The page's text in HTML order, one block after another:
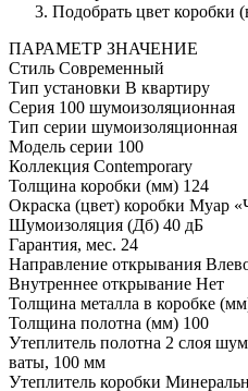
Подобрать цвет коробки
ПАРАМЕТР ЗНАЧЕНИЕ
Стиль Современный
Тип установки В квартиру
Серия 100 шумоизоляционная
Тип серии шумоизоляционная
Модель серии 100
Коллекция Contemporary
Толщина коробки (мм) 124
Окраска (цвет) коробки Муар
Шумоизоляция (Дб) 40 дБ
Гарантия, мес. 24
Направление открывания
Внутреннее открывание Нет
Толщина металла в коробке
Толщина полотна (мм) 100
Утеплитель полотна 2 слоя
ваты, 100 мм
Утеплитель коробки